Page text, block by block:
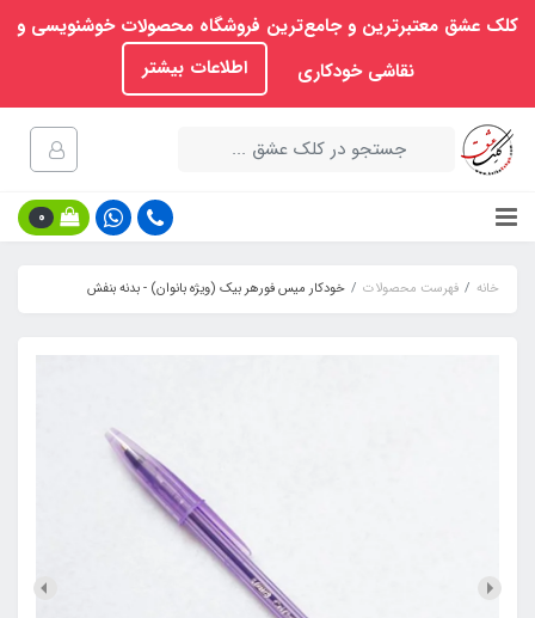
کلک عشق معتبرترین و جامع‌ترین فروشگاه محصولات خوشنویسی و
نقاشی خودکاری
اطلاعات بیشتر
0
خانه فهرست محصولات خودکار میس فورهر بیک (ویژه بانوان) - بدنه بنفش